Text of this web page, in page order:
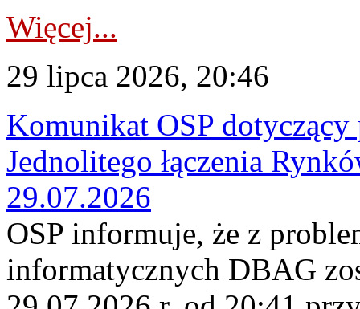
Więcej...
29 lipca 2026, 20:46
Komunikat OSP
Jednolitego łączenia
29.07.2026
OSP informuje, że z
informatycznych DBAG